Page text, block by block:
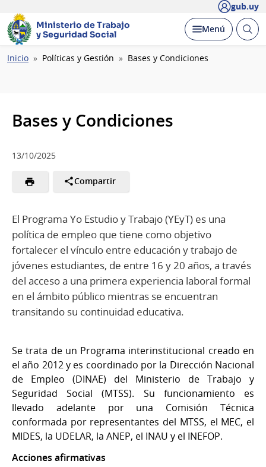
gub.uy
Ministerio de Trabajo
y Seguridad Social
Desplegar
Menú Abrir
Ruta
Inicio Políticas y Gestión Bases y Condiciones
Bases y Condiciones
13/10/2025
Compartir
El Programa Yo Estudio y Trabajo (YEyT) es una
política de empleo que tiene como objetivo
fortalecer el vínculo entre educación y trabajo de
jóvenes estudiantes, de entre 16 y 20 años, a través
del acceso a una primera experiencia laboral formal
en el ámbito público mientras se encuentran
transitando su continuidad educativa.
Se trata de un Programa interinstitucional creado en
el año 2012 y es coordinado por la Dirección Nacional
de Empleo (DINAE) del Ministerio de Trabajo y
Seguridad Social (MTSS). Su funcionamiento es
llevado adelante por una Comisión Técnica
conformada por representantes del MTSS, el MEC, el
MIDES, la UDELAR, la ANEP, el INAU y el INEFOP.
Acciones afirmativas